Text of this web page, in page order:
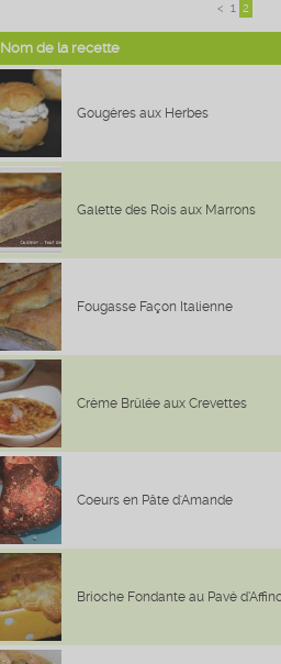
< 1 2
Nom de la recette
Gougères aux Herbes
Galette des Rois aux Marrons
Fougasse Façon Italienne
Crème Brûlée aux Crevettes
Coeurs en Pâte d'Amande
Brioche Fondante au Pavé